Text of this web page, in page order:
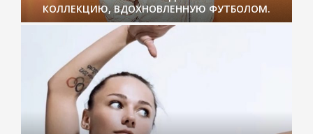
КОЛЛЕКЦИЮ, ВДОХНОВЛЕННУЮ ФУТБОЛОМ.